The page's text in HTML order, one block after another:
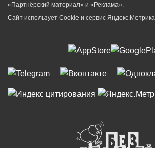
«Партнёрский материал» и «Реклама».
Сайт использует Cookie и сервиc Яндекс.Метрика